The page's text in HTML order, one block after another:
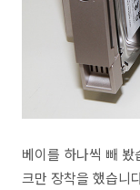
베이를 하나씩 빼
크만 장착을 했습니